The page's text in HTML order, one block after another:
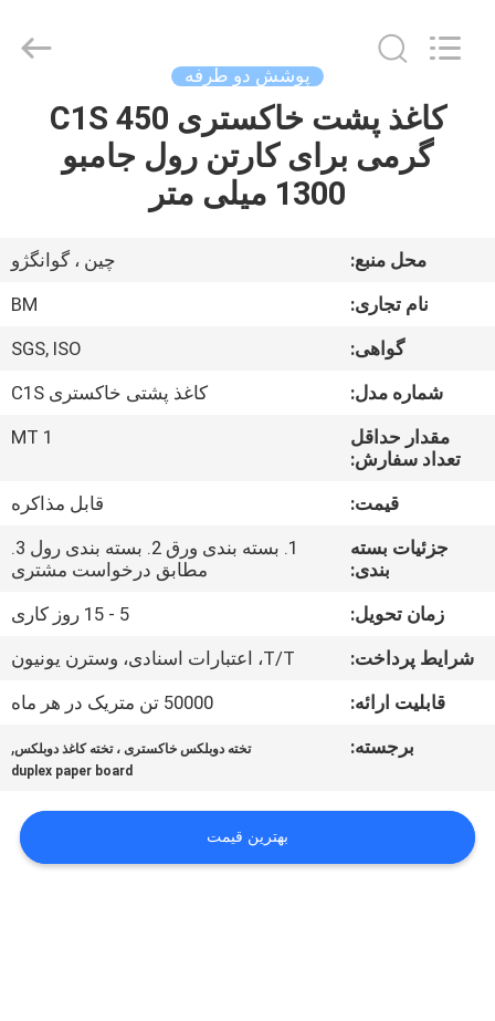
خونه
درباره
کارخانه
کنترل
تماس
بگیرید
پرونده
BMPAPER
CO.,LTD.
پوشش دو طرفه
کاغذ پشت خاکستری C1S 450
گرمی برای کارتن رول جامبو
1300 میلی متر
محل منبع:
چین ، گوانگژو
نام تجاری:
BM
گواهی:
SGS, ISO
شماره مدل:
کاغذ پشتی خاکستری C1S
مقدار حداقل
تعداد سفارش:
1 MT
قیمت:
قابل مذاکره
جزئیات بسته
بندی:
1. بسته بندی ورق 2. بسته بندی رول 3.
مطابق درخواست مشتری
زمان تحویل:
5 - 15 روز کاری
شرایط پرداخت:
T/T، اعتبارات اسنادی، وسترن یونیون
قابلیت ارائه:
50000 تن متریک در هر ماه
برجسته:
تخته دوبلکس خاکستری ، تخته کاغذ دوبلکس,
duplex paper board
بهترین قیمت